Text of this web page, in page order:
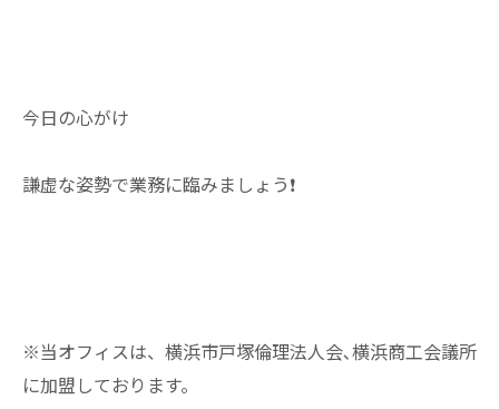
今日の心がけ
謙虚な姿勢で業務に臨みましょう❗
※当オフィスは、横浜市戸塚倫理法人会､横浜商工会議所
に加盟しております。